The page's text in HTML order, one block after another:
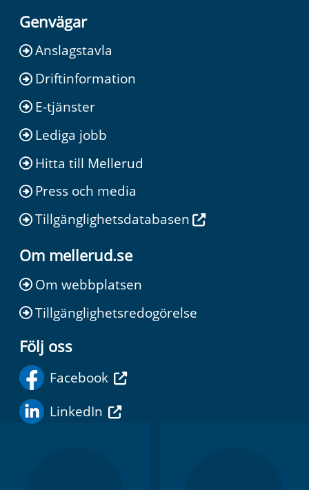
Genvägar
Anslagstavla
Driftinformation
E-tjänster
Lediga jobb
Hitta till Mellerud
Press och media
Tillgänglighetsdatabasen
Om mellerud.se
Om webbplatsen
Tillgänglighetsredogörelse
Följ oss
Facebook
LinkedIn